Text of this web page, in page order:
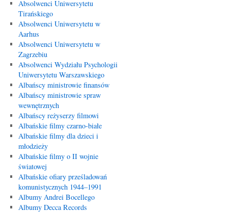
Absolwenci Uniwersytetu
Tirańskiego
Absolwenci Uniwersytetu w
Aarhus
Absolwenci Uniwersytetu w
Zagrzebiu
Absolwenci Wydziału Psychologii
Uniwersytetu Warszawskiego
Albańscy ministrowie finansów
Albańscy ministrowie spraw
wewnętrznych
Albańscy reżyserzy filmowi
Albańskie filmy czarno-białe
Albańskie filmy dla dzieci i
młodzieży
Albańskie filmy o II wojnie
światowej
Albańskie ofiary prześladowań
komunistycznych 1944–1991
Albumy Andrei Bocellego
Albumy Decca Records